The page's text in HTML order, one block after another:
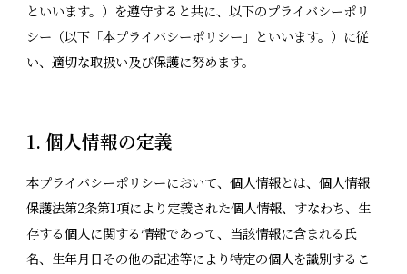
といいます。）を遵守すると共に、以下のプライバシーポリ
シー（以下「本プライバシーポリシー」といいます。）に従
い、適切な取扱い及び保護に努めます。
1. 個人情報の定義
本プライバシーポリシーにおいて、個人情報とは、個人情報
保護法第2条第1項により定義された個人情報、すなわち、生
存する個人に関する情報であって、当該情報に含まれる氏
名、生年月日その他の記述等により特定の個人を識別するこ